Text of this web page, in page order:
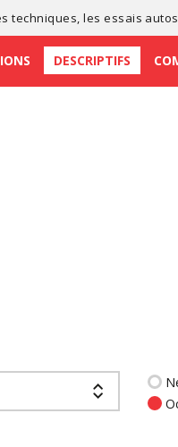
techniques , lesessais autos
DESCRIPTIFS